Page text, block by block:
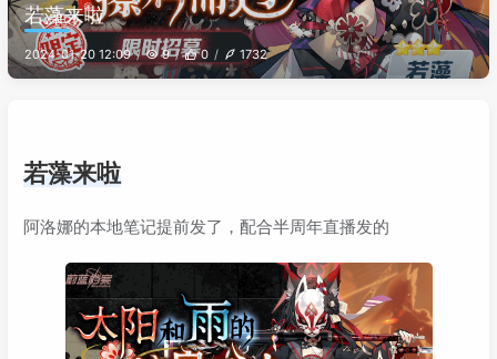
若藻来啦
2024-01-20 12:09 9 0 1732
若藻来啦
阿洛娜的本地笔记提前发了，配合半周年直播发的